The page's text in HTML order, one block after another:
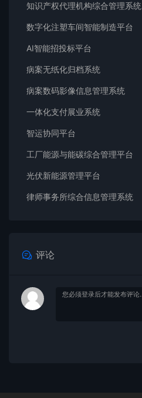
知识产权代理机构综合管理系统
数字化注塑车间智能制造平台
AI智能招投标平台
病案无纸化归档系统
病案数码影像信息管理系统
一体化支付展业系统
智运协同平台
工厂能源与能碳综合管理平台
光伏新能源管理平台
律师事务所综合信息管理系统
评论